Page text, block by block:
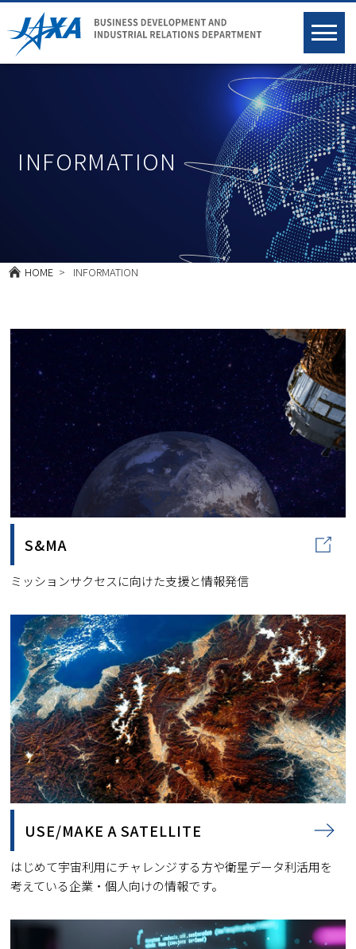
INFORMATION
HOME INFORMATION
S&MA
ミッションサクセスに向けた支援と情報発信
USE/MAKE A SATELLITE
はじめて宇宙利用にチャレンジする方や衛星データ利活用を
考えている企業・個人向けの情報です。